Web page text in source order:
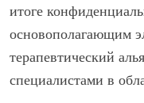
итоге
основополагающим
терапевтический
специалистами в